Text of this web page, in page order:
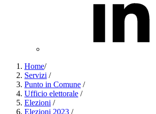
Home/
Servizi /
Punto in Comune /
Ufficio elettorale /
Elezioni /
Elezioni 2023 /